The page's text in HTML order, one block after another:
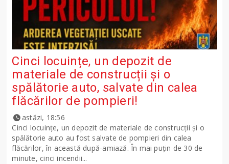
Cinci locuințe, un depozit de
materiale de construcții și o
spălătorie auto, salvate din calea
flăcărilor de pompieri!
astăzi, 18:56
Cinci locuințe, un depozit de materiale de construcții și o
spălătorie auto au fost salvate de pompieri din calea
flăcărilor, în această după-amiază. În mai puțin de 30 de
minute, cinci incendii...